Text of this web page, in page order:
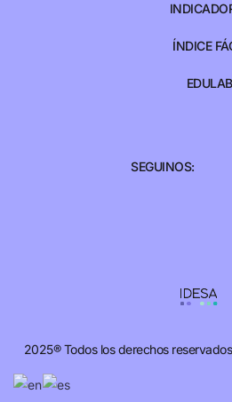
2025® Todos los derechos
ÍNDICE
EDULAB
SEGUINOS: